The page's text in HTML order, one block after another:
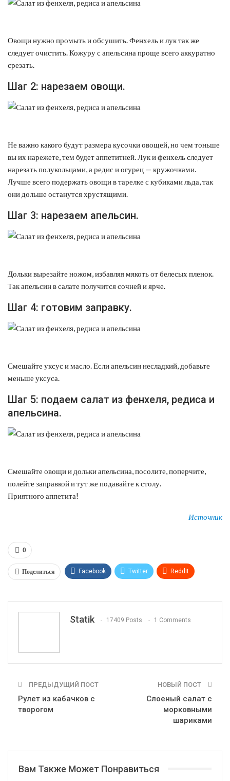
Овощи нужно промыть и обсушить. Фенхель и лук так же
следует очистить. Кожуру с апельсина проще всего аккуратно
срезать.
Шаг 2: нарезаем овощи.
Не важно какого будут размера кусочки овощей, но чем тоньше
вы их нарежете, тем будет аппетитней. Лук и фенхель следует
нарезать полукольцами, а редис и огурец — кружочками.
Лучше всего подержать овощи в тарелке с кубиками льда, так
они дольше останутся хрустящими.
Шаг 3: нарезаем апельсин.
Дольки вырезайте ножом, избавляя мякоть от белесых пленок.
Так апельсин в салате получится сочней и ярче.
Шаг 4: готовим заправку.
Смешайте уксус и масло. Если апельсин несладкий, добавьте
меньше уксуса.
Шаг 5: подаем салат из фенхеля, редиса и
апельсина.
Смешайте овощи и дольки апельсина, посолите, поперчите,
полейте заправкой и тут же подавайте к столу.
Приятного аппетита!
Источник
0
Поделиться Facebook Twitter ReddIt
Statik 17409 Posts 1 Comments
ПРЕДЫДУЩИЙ ПОСТ
Рулет из кабачков с
творогом
НОВЫЙ ПОСТ
Слоеный салат с
морковными
шариками
Вам Также Может Понравиться